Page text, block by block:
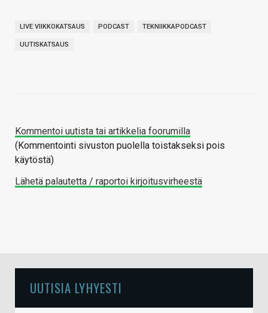
LIVE VIIKKOKATSAUS PODCAST TEKNIIKKAPODCAST
UUTISKATSAUS
Kommentoi uutista tai artikkelia foorumilla
(Kommentointi sivuston puolella toistakseksi pois
käytöstä)
Lähetä palautetta / raportoi kirjoitusvirheestä
UUTISIA LYHYESTI